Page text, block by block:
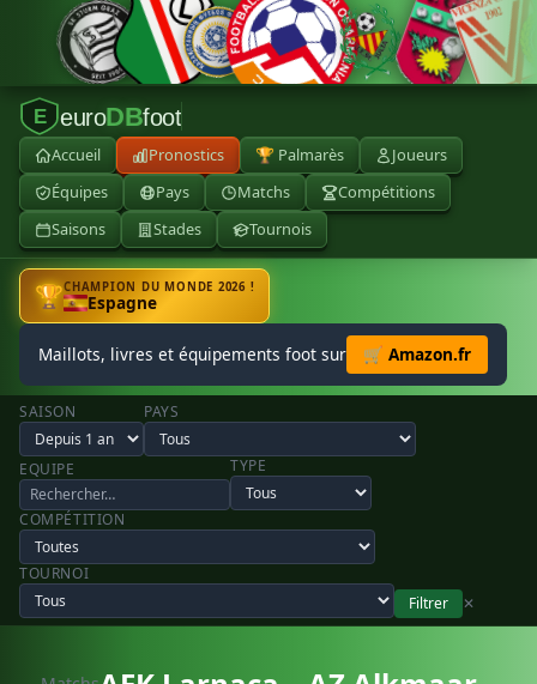
E euroDBfoot
Accueil Pronostics 🏆 Palmarès
Joueurs
Équipes
Pays Matchs
Compétitions
Saisons
Stades Tournois
🏆CHAMPION DU MONDE 2026 !
Espagne
Maillots, livres et équipements foot sur 🛒 Amazon.fr
SAISON PAYS
EQUIPE TYPE
COMPÉTITION
TOURNOI
Filtrer
✕